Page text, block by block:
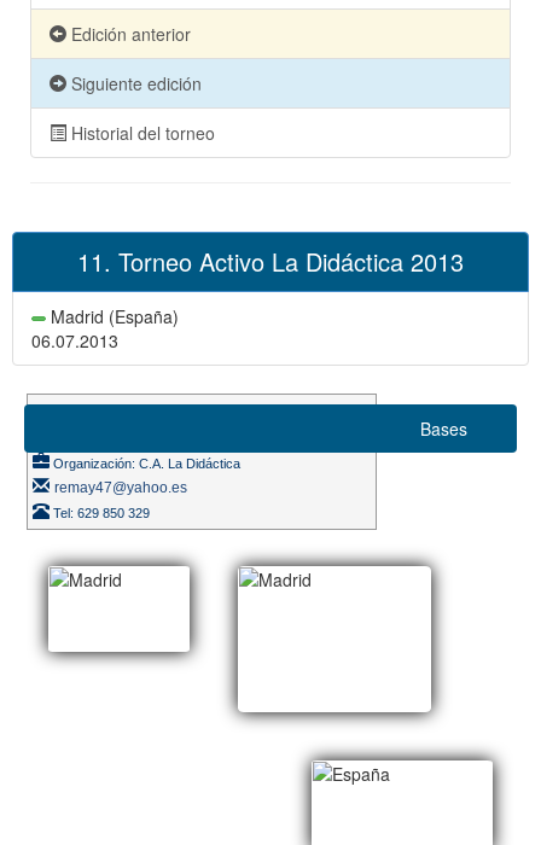
Edición anterior
Siguiente edición
Historial del torneo
11. Torneo Activo La Didáctica 2013
Madrid (España)
06.07.2013
Organización: C.A. La Didáctica
remay47@yahoo.es
Tel: 629 850 329
Bases